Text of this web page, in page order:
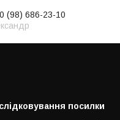
(98) 686-23-10
посилки